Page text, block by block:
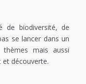
de biodiversité, de
se lancer dans un
mais aussi
et découverte.